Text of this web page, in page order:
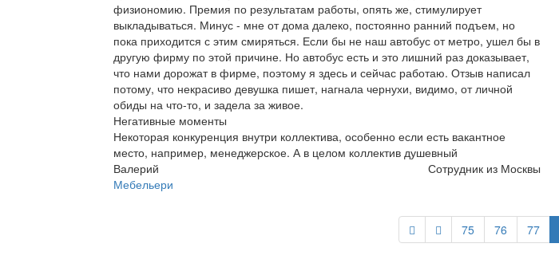
физиономию. Премия по результатам работы, опять же, стимулирует
выкладываться. Минус - мне от дома далеко, постоянно ранний подъем, но
пока приходится с этим смиряться. Если бы не наш автобус от метро, ушел бы в
другую фирму по этой причине. Но автобус есть и это лишний раз доказывает,
что нами дорожат в фирме, поэтому я здесь и сейчас работаю. Отзыв написал
потому, что некрасиво девушка пишет, нагнала чернухи, видимо, от личной
обиды на что-то, и задела за живое.
Негативные моменты
Некоторая конкуренция внутри коллектива, особенно если есть вакантное
место, например, менеджерское. А в целом коллектив душевный
Валерий
Сотрудник из Москвы
Мебельери
75 76 77